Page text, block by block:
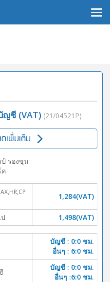
ชี (VAT) (21/04521P)
เพิ่มเติม
ป์ รองขุน
ค
1,284(VAT)
1,498(VAT)
บัญชี : 0:0 ชม.
อื่นๆ : 6:0 ชม.
บัญชี : 0:0 ชม.
อื่นๆ :6:0 ชม.
×